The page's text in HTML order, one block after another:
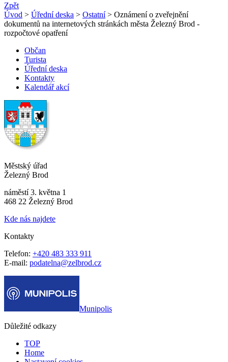
Zpět
Úvod > Úřední deska > Ostatní> Oznámení o zveřejnění
dokumentů na internetových stránkách města Železný Brod -
rozpočtové opatření
Občan
Turista
Úřední deska
Kontakty
Kalendář akcí
Městský úřad
Železný Brod
náměstí 3. května 1
468 22 Železný Brod
Kde nás najdete
Kontakty
Telefon: +420 483 333 911
E-mail: podatelna@zelbrod.cz
Munipolis
Důležité odkazy
TOP
Home